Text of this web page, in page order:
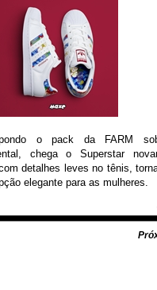
o pack da FARM
chega o Superstar
detalhes leves no tênis,
elegante para as mulheres.